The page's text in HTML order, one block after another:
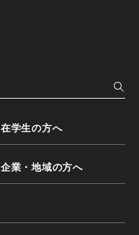
在学生の方へ
企業・地域の方へ